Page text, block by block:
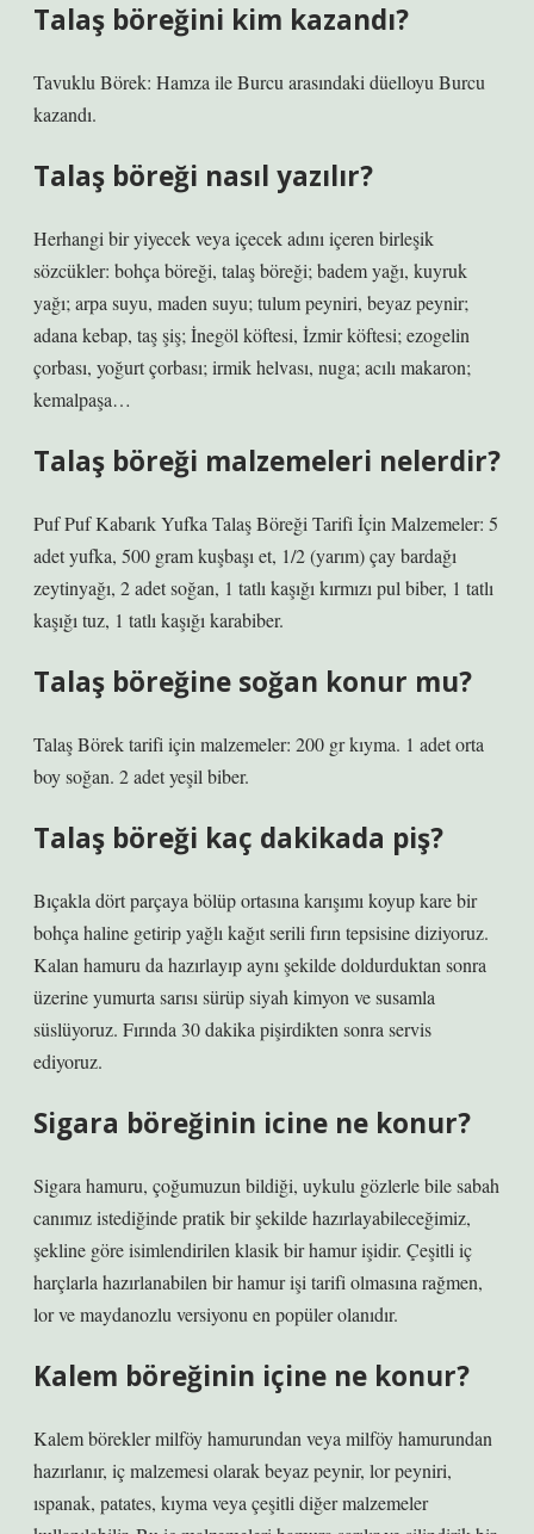
Talaş böreğini kim kazandı?
Tavuklu Börek: Hamza ile Burcu arasındaki düelloyu Burcu
kazandı.
Talaş böreği nasıl yazılır?
Herhangi bir yiyecek veya içecek adını içeren birleşik
sözcükler: bohça böreği, talaş böreği; badem yağı, kuyruk
yağı; arpa suyu, maden suyu; tulum peyniri, beyaz peynir;
adana kebap, taş şiş; İnegöl köftesi, İzmir köftesi; ezogelin
çorbası, yoğurt çorbası; irmik helvası, nuga; acılı makaron;
kemalpaşa…
Talaş böreği malzemeleri nelerdir?
Puf Puf Kabarık Yufka Talaş Böreği Tarifi İçin Malzemeler: 5
adet yufka, 500 gram kuşbaşı et, 1/2 (yarım) çay bardağı
zeytinyağı, 2 adet soğan, 1 tatlı kaşığı kırmızı pul biber, 1 tatlı
kaşığı tuz, 1 tatlı kaşığı karabiber.
Talaş böreğine soğan konur mu?
Talaş Börek tarifi için malzemeler: 200 gr kıyma. 1 adet orta
boy soğan. 2 adet yeşil biber.
Talaş böreği kaç dakikada piş?
Bıçakla dört parçaya bölüp ortasına karışımı koyup kare bir
bohça haline getirip yağlı kağıt serili fırın tepsisine diziyoruz.
Kalan hamuru da hazırlayıp aynı şekilde doldurduktan sonra
üzerine yumurta sarısı sürüp siyah kimyon ve susamla
süslüyoruz. Fırında 30 dakika pişirdikten sonra servis
ediyoruz.
Sigara böreğinin icine ne konur?
Sigara hamuru, çoğumuzun bildiği, uykulu gözlerle bile sabah
canımız istediğinde pratik bir şekilde hazırlayabileceğimiz,
şekline göre isimlendirilen klasik bir hamur işidir. Çeşitli iç
harçlarla hazırlanabilen bir hamur işi tarifi olmasına rağmen,
lor ve maydanozlu versiyonu en popüler olanıdır.
Kalem böreğinin içine ne konur?
Kalem börekler milföy hamurundan veya milföy hamurundan
hazırlanır, iç malzemesi olarak beyaz peynir, lor peyniri,
ıspanak, patates, kıyma veya çeşitli diğer malzemeler